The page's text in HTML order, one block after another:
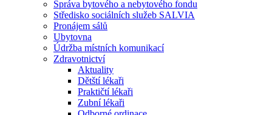
Správa bytového a nebytového fondu
Středisko sociálních služeb SALVIA
Pronájem sálů
Ubytovna
Údržba místních komunikací
Zdravotnictví
Aktuality
Dětští lékaři
Praktičtí lékaři
Zubní lékaři